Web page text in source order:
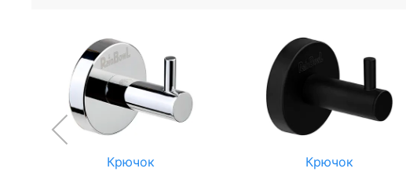
Крючок
Крючок